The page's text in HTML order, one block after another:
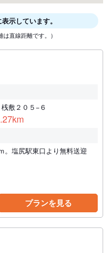
示しています。
は直線距離です。）
敷２０５−６
。塩尻駅東口より無料送迎
プランを見る